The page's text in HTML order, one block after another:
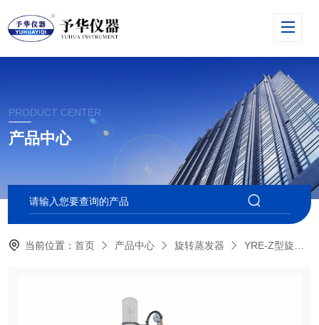
PRODUCT CENTER
产品中心
当前位置：首页 产品中心 旋转蒸发器 YRE-Z型旋蒸